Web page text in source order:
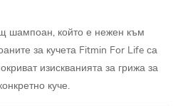
шампоан, който е нежен към
за кучета Fitmin For Life са
изискванията за грижа за
куче.